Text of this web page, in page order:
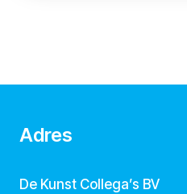
Adres
De Kunst Collega’s BV